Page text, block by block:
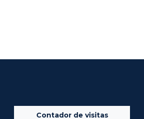
Contador de visitas